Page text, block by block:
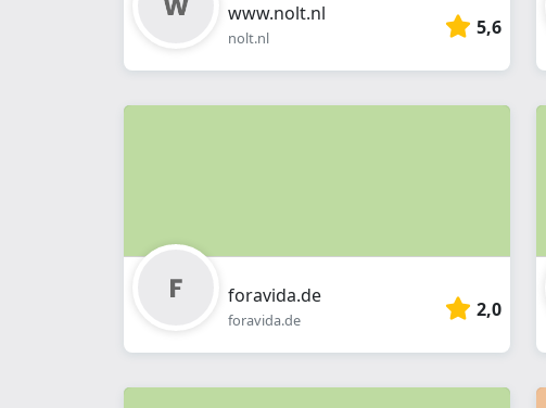
www.nolt.nl
nolt.nl 5,6
foravida.de
foravida.de 2,0